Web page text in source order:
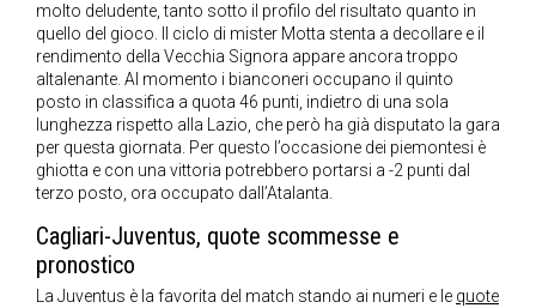
molto deludente, tanto sotto il profilo del risultato quanto in
quello del gioco. Il ciclo di mister Motta stenta a decollare e il
rendimento della Vecchia Signora appare ancora troppo
altalenante. Al momento i bianconeri occupano il quinto
posto in classifica a quota 46 punti, indietro di una sola
lunghezza rispetto alla Lazio, che però ha già disputato la gara
per questa giornata. Per questo l’occasione dei piemontesi è
ghiotta e con una vittoria potrebbero portarsi a -2 punti dal
terzo posto, ora occupato dall’Atalanta.
Cagliari-Juventus, quote scommesse e
pronostico
La Juventus è la favorita del match stando ai numeri e le quote